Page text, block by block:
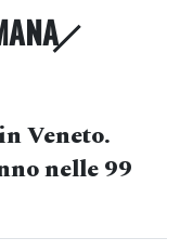
Veneto.
nelle 99